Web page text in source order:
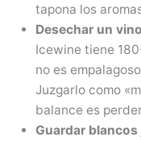
tapona los
Desechar un
Icewine tiene
no es
Juzgarlo como
balance es
Guardar